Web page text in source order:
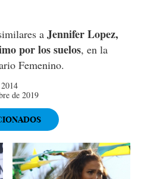
a Jennifer Lopez,
por los suelos, en la
Femenino.
de 2019